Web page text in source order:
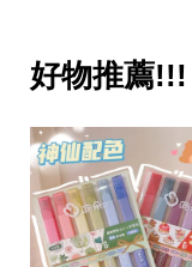
好物推薦!!!